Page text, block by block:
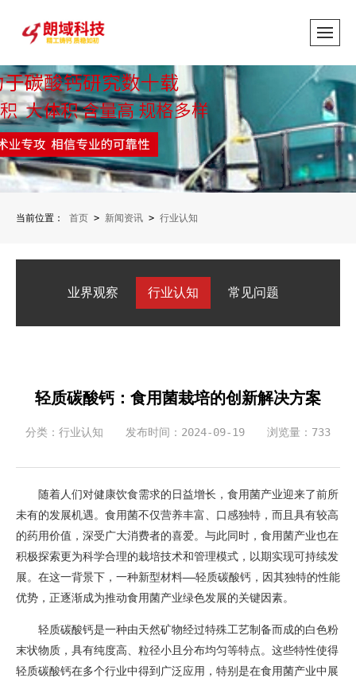
当前位置： 首页 > 新闻资讯 > 行业认知
业界观察 行业认知 常见问题
轻质碳酸钙：食用菌栽培的创新解决方案
分类：行业认知 发布时间：2024-09-19 浏览量：733
随着人们对健康饮食需求的日益增长，食用菌产业迎来了前所
未有的发展机遇。食用菌不仅营养丰富、口感独特，而且具有较高
的药用价值，深受广大消费者的喜爱。与此同时，食用菌产业也在
积极探索更为科学合理的栽培技术和管理模式，以期实现可持续发
展。在这一背景下，一种新型材料——轻质碳酸钙，因其独特的性能
优势，正逐渐成为推动食用菌产业绿色发展的关键因素。
轻质碳酸钙是一种由天然矿物经过特殊工艺制备而成的白色粉
末状物质，具有纯度高、粒径小且分布均匀等特点。这些特性使得
轻质碳酸钙在多个行业中得到广泛应用，特别是在食用菌产业中展